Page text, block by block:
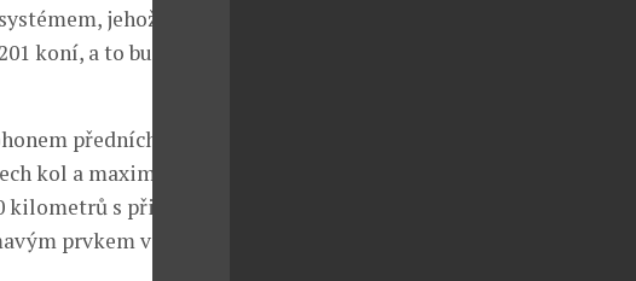
jehož
koní, a to buď s
předních kol a
kol a maximálním
kilometrů s přibližnou
prvkem vozu je